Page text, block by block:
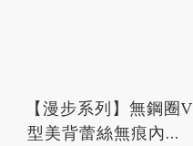
【漫步系列】無鋼圈V
型美背蕾絲無痕內衣-